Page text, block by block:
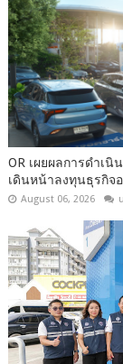
OR เผยผลการดำเ
เดินหน้าลงทุนธุรกิจ
August 06, 2026